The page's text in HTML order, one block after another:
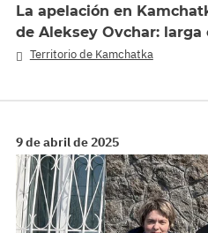
La apelación en
de Aleksey Ovchar: larga
Territorio de Kamchatka
9 de abril de 2025